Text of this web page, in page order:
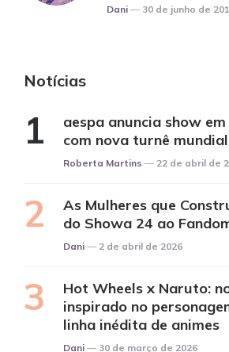
Posted
Dani 30 de junho de
Notícias
aespa anuncia show
com nova turnê mundial
Posted
Roberta Martins 22 de abril de
As Mulheres que
do Showa 24 ao
Posted
Dani 2 de abril de 2026
Hot Wheels x Naruto:
inspirado no
linha inédita de animes
Posted
Dani 30 de março de 2026